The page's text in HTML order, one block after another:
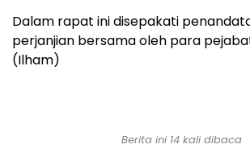
Dalam rapat ini disepakati
perjanjian bersama oleh para
(Ilham)
Berita ini 14 kali dibaca